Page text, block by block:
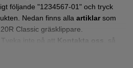
följande "1234567-01" och tryck
Nedan finns alla artiklarsom
Classic gräsklippare.
Tveka inte på att Kontakta oss
så